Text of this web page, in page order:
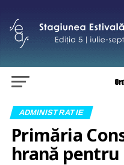
ADMINISTRATIE
Primăria
hrană